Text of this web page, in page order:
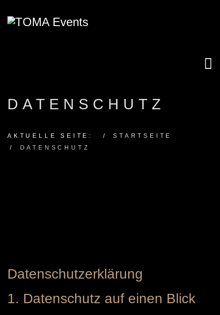
DATENSCHUTZ
AKTUELLE SEITE:
STARTSEITE
DATENSCHUTZ
Datenschutzerklärung
1. Datenschutz auf einen Blick